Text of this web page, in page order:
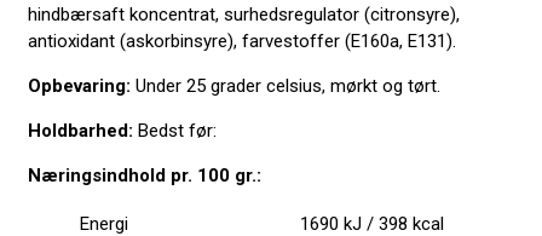
hindbærsaft koncentrat, surhedsregulator (citronsyre),
antioxidant (askorbinsyre), farvestoffer (E160a, E131).
Opbevaring: Under 25 grader celsius, mørkt og tørt.
Holdbarhed: Bedst før:
Næringsindhold pr. 100 gr.:
Energi
1690 kJ / 398 kcal